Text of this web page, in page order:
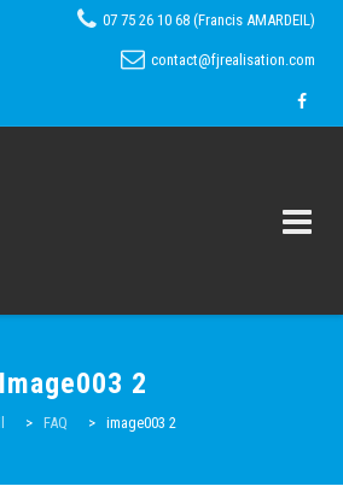
07 75 26 10 68 (Francis AMARDEIL)
contact@fjrealisation.com
Image003 2
> FAQ > image003 2